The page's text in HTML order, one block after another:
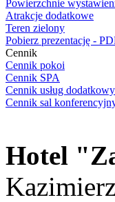
Powierzchnie
Atrakcje dodatkowe
Teren zielony
Pobierz prezentację -
Cennik
Cennik pokoi
Cennik SPA
Cennik usług
Cennik sal
Hotel